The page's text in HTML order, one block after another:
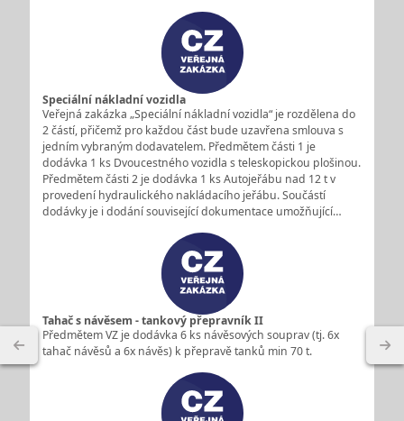
Speciální nákladní vozidla
Veřejná zakázka „Speciální nákladní vozidla“ je rozdělena do
2 částí, přičemž pro každou část bude uzavřena smlouva s
jedním vybraným dodavatelem. Předmětem části 1 je
dodávka 1 ks Dvoucestného vozidla s teleskopickou plošinou.
Předmětem části 2 je dodávka 1 ks Autojeřábu nad 12 t v
provedení hydraulického nakládacího jeřábu. Součástí
dodávky je i dodání související dokumentace umožňující…
Tahač s návěsem - tankový přepravník II
Předmětem VZ je dodávka 6 ks návěsových souprav (tj. 6x
tahač návěsů a 6x návěs) k přepravě tanků min 70 t.